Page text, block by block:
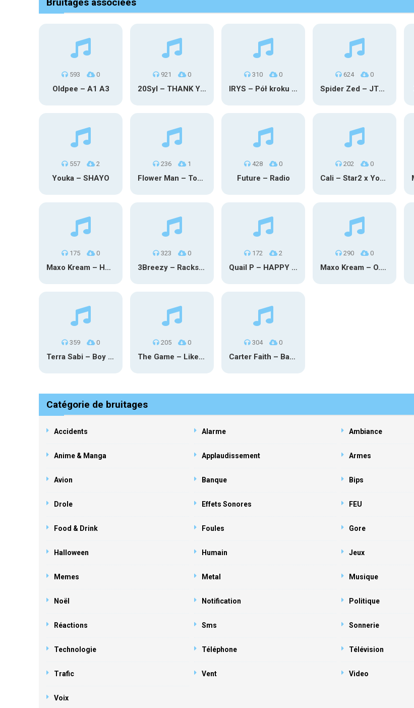
593 0
Oldpee – A1 A3
921 0
20Syl – THANK YOU
310 0
IRYS – Pół kroku stąd
624 0
Spider Zed – JTM OU TG
557 2
Youka – SHAYO
236 1
Flower Man – Toby Fox
428 0
Future – Radio
202 0
Cali – Star2 x Young Henny
175 0
Maxo Kream – HOW TF I’M LUCKY
323 0
3Breezy – Racks On You
172 2
Quail P – HAPPY TEARS
290 0
Maxo Kream – O.Y.N
359 0
Terra Sabi – Boy Game X Marcia Cruz
205 0
The Game – Like Father Like Daughter
304 0
Carter Faith – Bar Star Vevo
Catégorie de bruitages
Accidents Alarme Ambiance
Anime & Manga Applaudissement Armes
Avion Banque Bips
Drole Effets Sonores FEU
Food & Drink Foules Gore
Halloween Humain Jeux
Memes Metal Musique
Noël Notification Politique
Réactions Sms Sonnerie
Technologie Téléphone Télévision
Trafic Vent Video
Voix